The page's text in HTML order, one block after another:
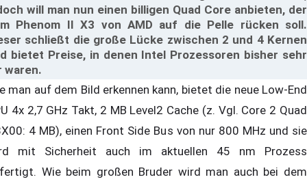
will man nun einen billigen Quad Core anbieten, der
Phenom II X3 von AMD auf die Pelle rücken soll.
schließt die große Lücke zwischen 2 und 4 Kernen
bietet Preise, in denen Intel Prozessoren bisher sehr
waren.
man auf dem Bild erkennen kann, bietet die neue Low-End
4x 2,7 GHz Takt, 2 MB Level2 Cache (z. Vgl. Core 2 Quad
4 MB), einen Front Side Bus von nur 800 MHz und sie
mit Sicherheit auch im aktuellen 45 nm Prozess
Wie beim großen Bruder wird man auch bei dem